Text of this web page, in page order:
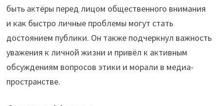
быть актёры перед лицом общественного внимания
и как быстро личные проблемы могут стать
достоянием публики. Он также подчеркнул важность
уважения к личной жизни и привёл к активным
обсуждениям вопросов этики и морали в медиа-
пространстве.